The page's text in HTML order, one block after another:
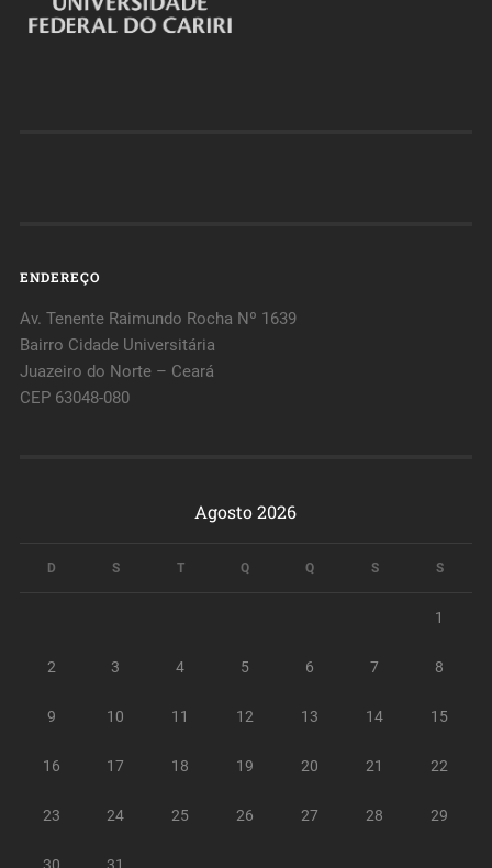
ENDEREÇO
Av. Tenente Raimundo Rocha Nº 1639
Bairro Cidade Universitária
Juazeiro do Norte – Ceará
CEP 63048-080
Agosto 2026
D S T Q Q S S
1
2 3 4 5 6 7 8
9 10 11 12 13 14 15
16 17 18 19 20 21 22
23 24 25 26 27 28 29